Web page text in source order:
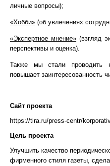
личные вопросы);
«Хобби» (об увлечениях
«Экспертное мнение»(взгляд
перспективы и оценка).
Также мы стали проводить
повышает заинтересованность
Сайт проекта
https://tira.ru/press-centr/
Цель проекта
Улучшить качество
фирменного стиля газеты,